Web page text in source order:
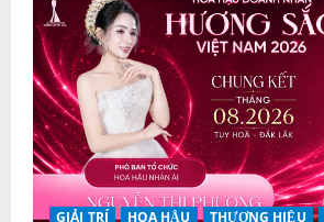
GIẢI TRÍ HOA HẬU THƯƠNG HIỆU